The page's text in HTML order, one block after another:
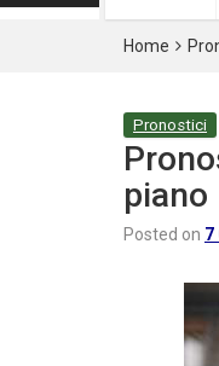
Home
Pronostici
piano
Posted on 7